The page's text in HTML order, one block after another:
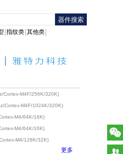
指纹类 其他类
Cortex-M4F/256K/320K)
Cortex-M4F/1024K/320K)
M4/64K/16K)
M4/64K/16K)
M4/128K/32K)
更多